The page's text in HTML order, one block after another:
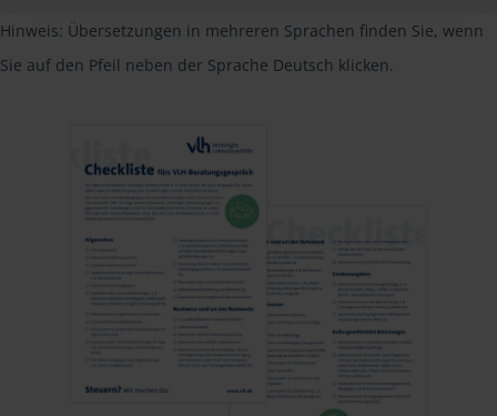
Hinweis: Übersetzungen in mehreren Sprachen finden Sie, wenn
Sie auf den Pfeil neben der Sprache Deutsch klicken.